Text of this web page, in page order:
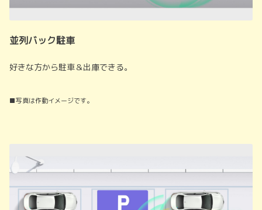
並列バック駐車
好きな方から駐車＆出庫できる。
■写真は作動イメージです。